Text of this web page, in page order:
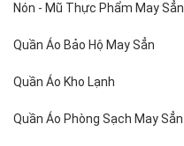
Nón - Mũ Thực Phẩm May Sẳn
Quần Áo Bảo Hộ May Sẳn
Quần Áo Kho Lạnh
Quần Áo Phòng Sạch May Sẳn